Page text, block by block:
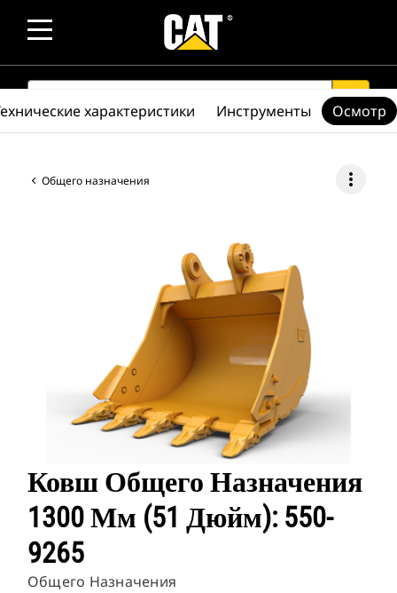
SEARCH search
Общего назначения more_vert
Ковш Общего Назначения
1300 Мм (51 Дюйм): 550-
9265
Общего Назначения
характеристики Инструменты Осмотр